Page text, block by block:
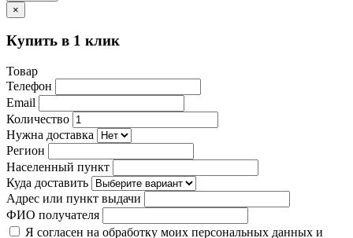
×
Купить в 1 клик
Товар
Телефон
Email
Количество
Нужна доставка
Регион
Населенный пункт
Куда доставить
Адрес или пункт выдачи
ФИО получателя
Я согласен на обработку моих персональных данных и